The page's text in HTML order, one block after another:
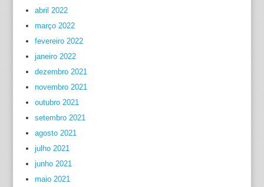
abril 2022
março 2022
fevereiro 2022
janeiro 2022
dezembro 2021
novembro 2021
outubro 2021
setembro 2021
agosto 2021
julho 2021
junho 2021
maio 2021